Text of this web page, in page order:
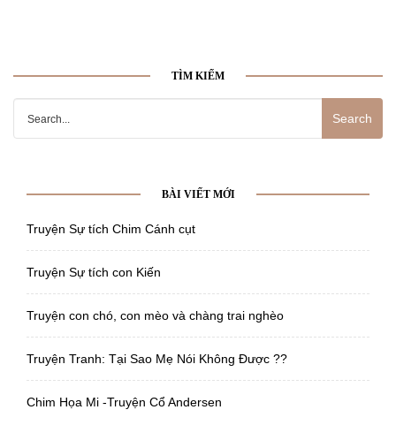
TÌM KIẾM
for:
BÀI VIẾT MỚI
Truyện Sự tích Chim Cánh cụt
Truyện Sự tích con Kiến
Truyện con chó, con mèo và chàng trai nghèo
Truyện Tranh: Tại Sao Mẹ Nói Không Được ??
Chim Họa Mi -Truyện Cổ Andersen